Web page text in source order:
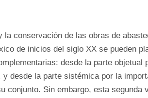
la conservación de las obras de
de inicios del siglo XX se pueden
desde la parte objetual
desde la parte sistémica por la
conjunto. Sin embargo, esta segunda